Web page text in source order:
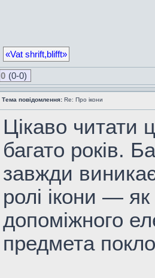
«Vat shrift,blifft»
0 (0-0)
Тема повідомлення: Re: Про ікони
Цікаво читати
багато років.
завжди
ролі ікони —
допоміжного
предмета